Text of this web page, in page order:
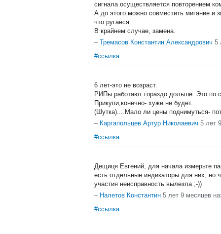
сигнала осуществляется повторением
А до этого можно совместить мигание и
что ругаеся.
В крайнем случае, замена.
– Тремасов Константин Александрович 5
#ссылка
6 лет-это не возраст.
РИПы работают гораздо дольше. Это по
Прикупи,конечно- хуже не будет.
(Шутка)....Мало ли цены поднимуться-
– Каргапольцев Артур Николаевич 5 лет
#ссылка
Дещиця Евгений, для начала измерьте
есть отдельные индикаторы для них, но
участия неисправность вылезла ;-))
– Налетов Константин 5 лет 9 месяцев
#ссылка